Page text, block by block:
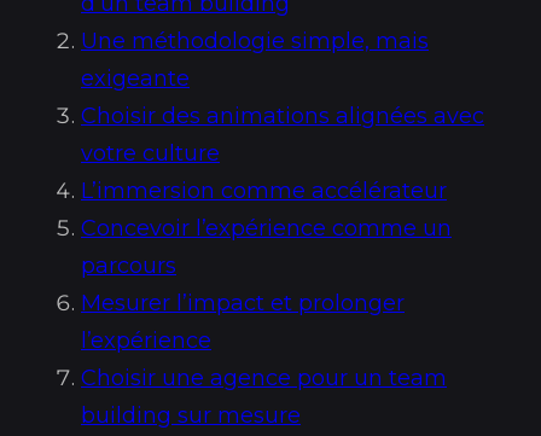
Une méthodologie simple, mais
exigeante
Choisir des animations alignées avec
votre culture
L’immersion comme accélérateur
Concevoir l’expérience comme un
parcours
Mesurer l’impact et prolonger
l’expérience
Choisir une agence pour un team
building sur mesure